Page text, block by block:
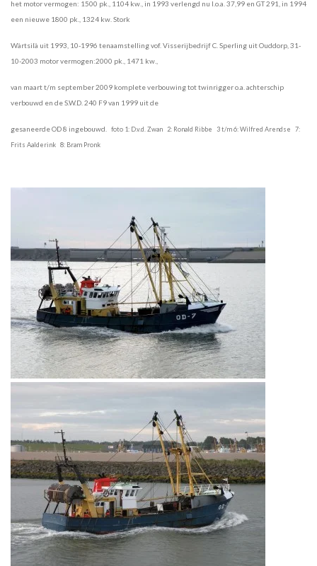
het motor vermogen: 1500 pk., 1104 kw., in 1993 verlengd nu l.o.a. 37,99 en GT 291, in 1994
een nieuwe 1800 pk., 1324 kw. Stork
Wärtsilä uit 1993, 10-1996 tenaamstelling vof. Visserijbedrijf C. Sperling uit Ouddorp, 31-
10-2003 motor vermogen:2000 pk., 1471 kw.,
van maart t/m september 2009 komplete verbouwing tot twinrigger o.a. achterschip
verbouwd en de S.W.D. 240 F9van 1999 uit de
gesaneerde OD 8 ingebouwd. foto 1: D.v.d. Zwan 2: Ronald Ribbe 3 t/m 6:Wilfred Arendse 7:
Frits Aalderink 8: Bram Pronk